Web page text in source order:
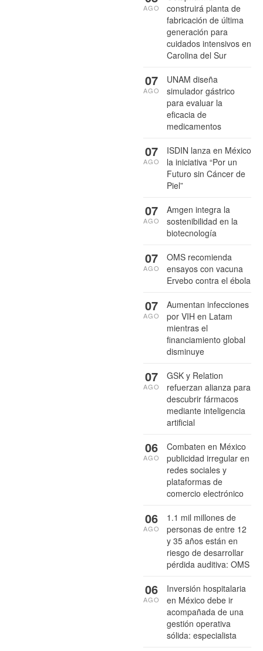
construirá planta de
fabricación de última
generación para
cuidados intensivos en
Carolina del Sur
AGO
UNAM diseña
simulador gástrico
para evaluar la
eficacia de
medicamentos
07
AGO
ISDIN lanza en México
la iniciativa “Por un
Futuro sin Cáncer de
Piel”
07
AGO
Amgen integra la
sostenibilidad en la
biotecnología
07
AGO
OMS recomienda
ensayos con vacuna
Ervebo contra el ébola
07
AGO
Aumentan infecciones
por VIH en Latam
mientras el
financiamiento global
disminuye
07
AGO
GSK y Relation
refuerzan alianza para
descubrir fármacos
mediante inteligencia
artificial
07
AGO
Combaten en México
publicidad irregular en
redes sociales y
plataformas de
comercio electrónico
06
AGO
1.1 mil millones de
personas de entre 12
y 35 años están en
riesgo de desarrollar
pérdida auditiva: OMS
06
AGO
Inversión hospitalaria
en México debe ir
acompañada de una
gestión operativa
sólida: especialista
06
AGO